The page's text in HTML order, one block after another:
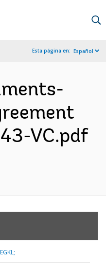
Esta página en: Español
VC.pdf